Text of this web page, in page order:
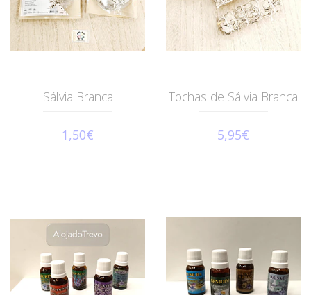
Sálvia Branca
1,50€
Tochas de Sálvia Branca
5,95€